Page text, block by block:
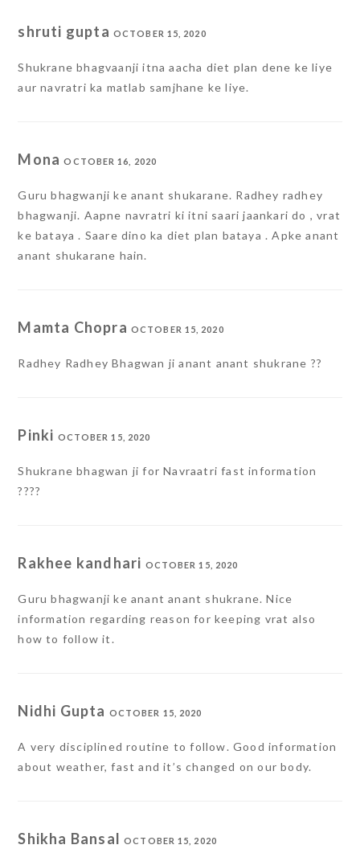
shruti guptaOCTOBER 15, 2020
Shukrane bhagvaanji itna aacha diet plan dene ke liye
aur navratri ka matlab samjhane ke liye.
MonaOCTOBER 16, 2020
Guru bhagwanji ke anant shukarane. Radhey radhey
bhagwanji. Aapne navratri ki itni saari jaankari do , vrat
ke bataya . Saare dino ka diet plan bataya . Apke anant
anant shukarane hain.
Mamta ChopraOCTOBER 15, 2020
Radhey Radhey Bhagwan ji anant anant shukrane ??
Pinki OCTOBER 15, 2020
Shukrane bhagwan ji for Navraatri fast information
????
Rakhee kandhari OCTOBER 15, 2020
Guru bhagwanji ke anant anant shukrane. Nice
information regarding reason for keeping vrat also
how to follow it.
Nidhi Gupta OCTOBER 15, 2020
A very disciplined routine to follow. Good information
about weather, fast and it’s changed on our body.
Shikha BansalOCTOBER 15, 2020